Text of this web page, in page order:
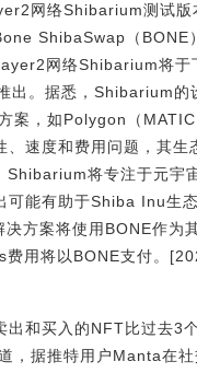
网络Shibarium测试版
ShibaSwap（BONE
网络Shibarium将于
出。据悉，Shibarium的
案，如Polygon（MATIC
、速度和费用问题，其生
Shibarium将专注于元宇
可能有助于Shiba Inu生态
方案将使用BONE作为
费用将以BONE支付。
出和买入的NFT比过去3
，据推特用户Manta在